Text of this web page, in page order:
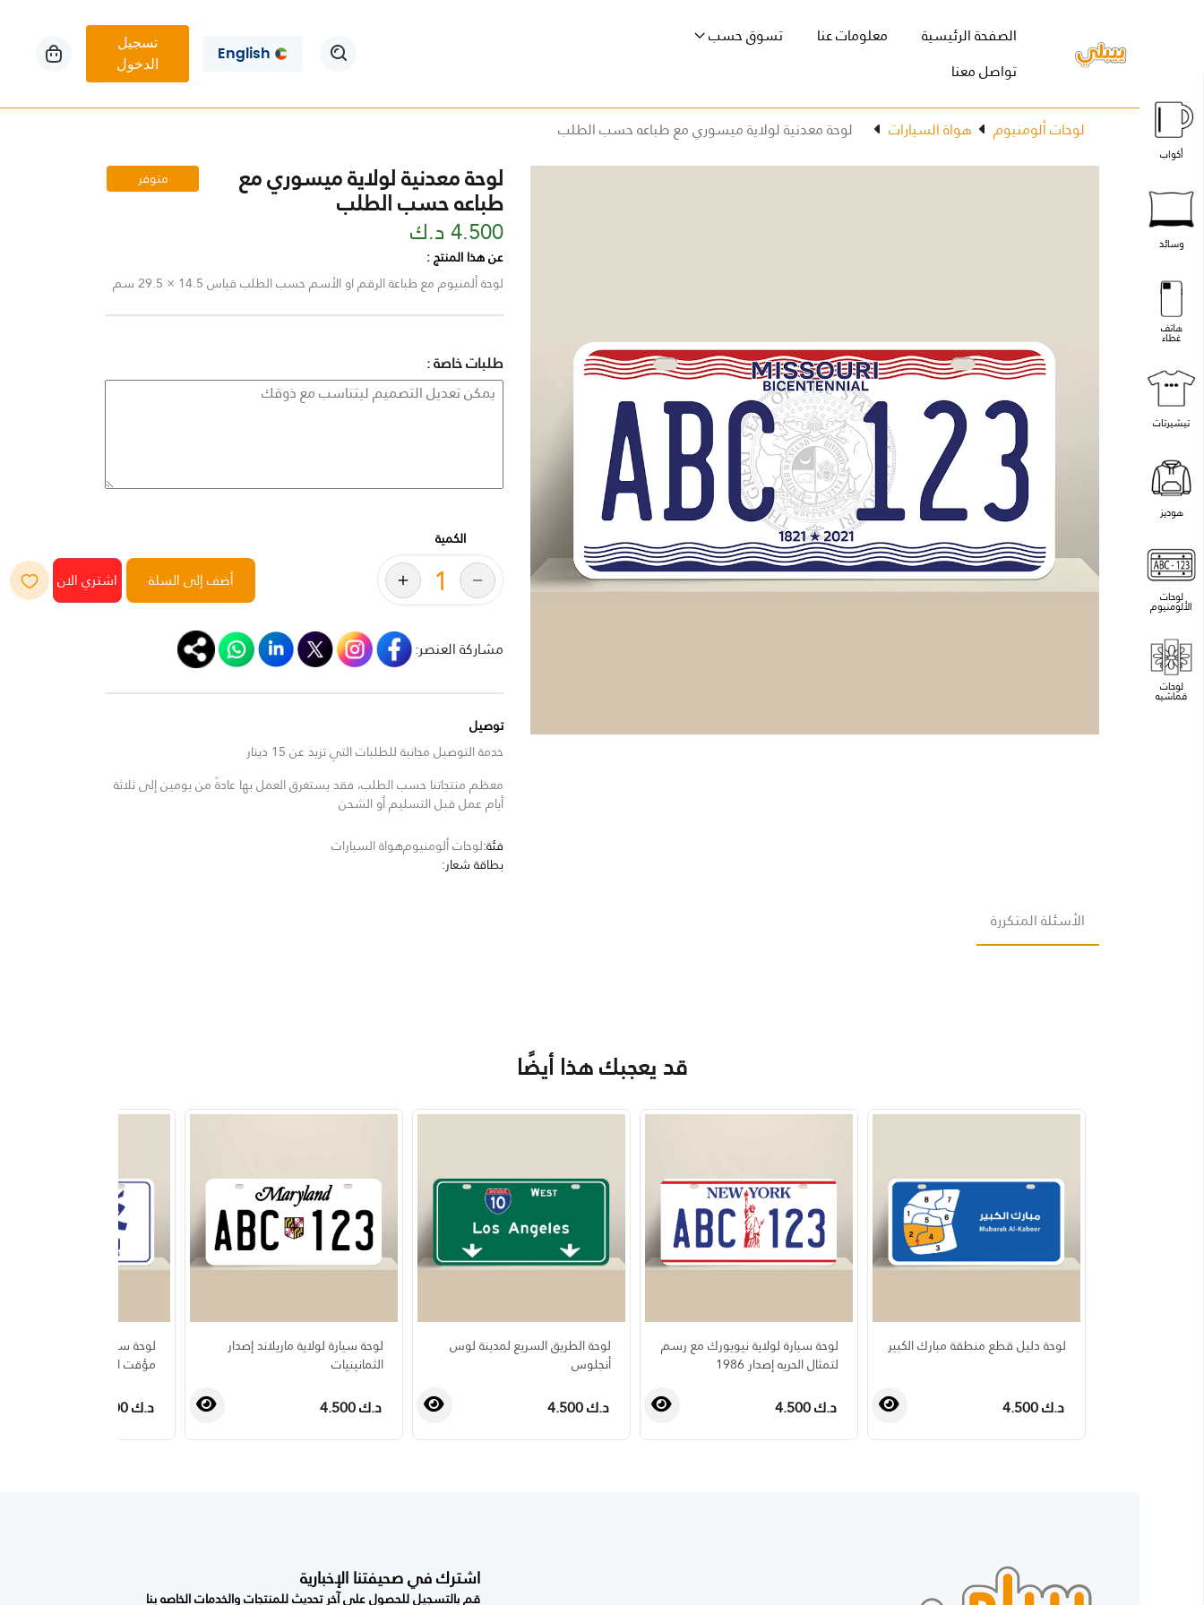
أكواب
وسائد
هاتف
غطاء
تيشيرتات
هوديز
لوحات
الألومنيوم
لوحات
قماشيه
الصفحة الرئيسية
(current) معلومات عنا
تسوق حسب
تواصل معنا
English
تسجيل
الدخول
لوحات ألومنيوم هواة السيارات لوحة معدنية لولاية ميسوري مع طباعه حسب الطلب
لوحة معدنية لولاية ميسوري مع
طباعه حسب الطلب
متوفر
4.500 د.ك
عن هذا المنتج :
لوحة ألمنيوم مع طباعة الرقم او الأسم حسب الطلب قياس 14.5 × 29.5 سم
طلبات خاصة :
الكمية
أضف إلى السلة
مشاركة العنصر:
توصيل
خدمة التوصيل مجانية للطلبات التي تزيد عن 15 دينار
معظم منتجاتنا حسب الطلب، فقد يستغرق العمل بها عادةً من يومين إلى ثلاثة
أيام عمل قبل التسليم أو الشحن
فئة:لوحات ألومنيومهواة السيارات
بطاقة شعار:
الأسئلة المتكررة
قد يعجبك هذا أيضًا
لوحة دليل قطع منطقة مبارك الكبير
د.ك 4.500
لوحة سيارة لولاية نيويورك مع رسم
لتمثال الحريه إصدار 1986
د.ك 4.500
لوحة الطريق السريع لمدينة لوس
أنجلوس
د.ك 4.500
لوحة سيارة لولاية ماريلاند إصدار
الثمانينيات
د.ك 4.500
لوحة سيارة كويتية إدخال
مؤقت اصدار الثمانينات
د.ك 4.500
اشترك في صحيفتنا الإخبارية
قم بالتسجيل للحصول على آخر تحديث للمنتجات والخدمات الخاصه بنا